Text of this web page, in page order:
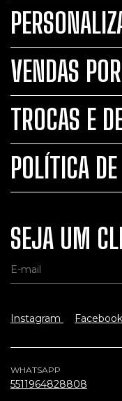
VENDAS
TROCAS E
POLÍTICA
SEJA UM
Instagram Facebook
WHATSAPP
5511964828808